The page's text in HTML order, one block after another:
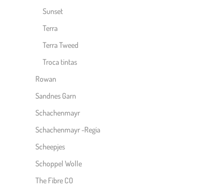
Sunset
Terra
Terra Tweed
Troca tintas
Rowan
Sandnes Garn
Schachenmayr
Schachenmayr -Regia
Scheepjes
Schoppel Wolle
The Fibre CO